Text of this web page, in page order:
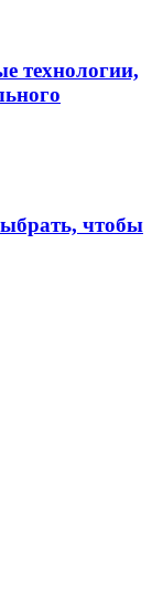
технологии,
чтобы